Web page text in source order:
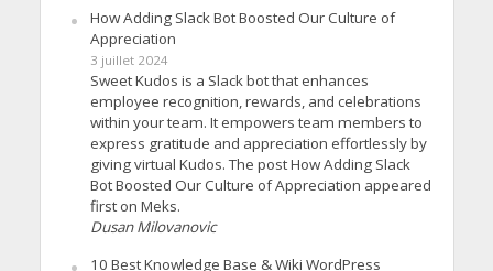
How Adding Slack Bot Boosted Our Culture of
Appreciation
3 juillet 2024
Sweet Kudos is a Slack bot that enhances
employee recognition, rewards, and celebrations
within your team. It empowers team members to
express gratitude and appreciation effortlessly by
giving virtual Kudos. The post How Adding Slack
Bot Boosted Our Culture of Appreciation appeared
first on Meks.
Dusan Milovanovic
10 Best Knowledge Base & Wiki WordPress